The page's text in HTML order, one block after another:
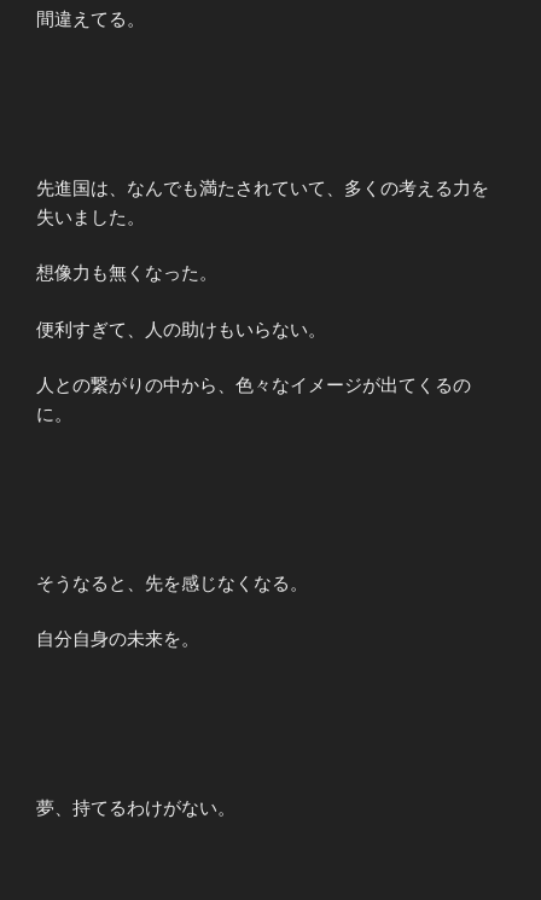
間違えてる。
先進国は、なんでも満たされていて、多くの考える力を
失いました。
想像力も無くなった。
便利すぎて、人の助けもいらない。
人との繋がりの中から、色々なイメージが出てくるの
に。
そうなると、先を感じなくなる。
自分自身の未来を。
夢、持てるわけがない。